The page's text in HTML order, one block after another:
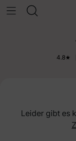
4.8★
Leider gibt es